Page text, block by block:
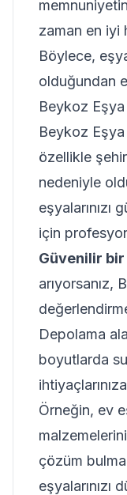
zaman en iyi
Böylece,
olduğundan
Beykoz
Beykoz
özellikle
nedeniyle
eşyalarınızı
için
Güvenilir
arıyorsanız,
Depolama
boyutlarda
Örneğin, ev
çözüm
eşyalarınızı